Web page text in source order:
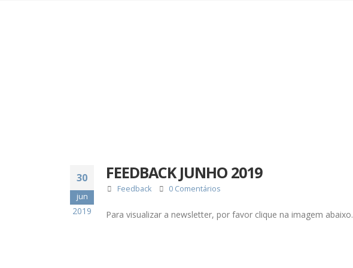
30
jun
2019
FEEDBACK JUNHO 2019
Feedback 0 Comentários
Para visualizar a newsletter, por favor clique na imagem abaixo.